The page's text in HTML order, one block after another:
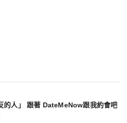
的人」 跟著 DateMeNow跟我約會吧